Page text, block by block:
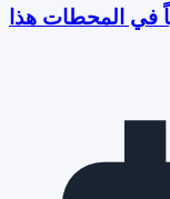
في المحطات هذا